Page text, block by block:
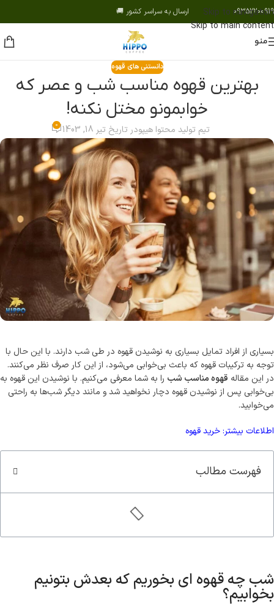
Skip to navigation
Skip to main content
09352200919 ارسال به سراسر کشور 🚚
منو
دانستنی های قهوه
بهترین قهوه مناسب شب و عصر که
خوابمونو مختل نکنه!
تیم تولید محتوا هیپودر تاریخ تیر 18, 1403 0
بسیاری از افراد تمایل بسیاری به نوشیدن قهوه در طی شب دارند. با این حال با
توجه به ترکیبات قهوه که باعث بی‌خوابی ‌می‌شود، از این کار صرف نظر ‌می‌کنند.
در این مقاله قهوه مناسب شب را به شما معرفی ‌می‌کنیم. با نوشیدن این قهوه به
بی‌خوابی پس از نوشیدن قهوه دچار نخواهید شد و مانند دیگر شب‌‌ها به راحتی
‌می‌خوابید.
اطلاعات بیشتر:خرید قهوه
فهرست مطالب
شب چه قهوه ای بخوریم که بعدش بتونیم
بخوابیم؟
سوپر کافئین هیپو(70%روبوستا)
قوی ترین قهوه ایران
کاپوچینو
طعمی که ارزش امتحان